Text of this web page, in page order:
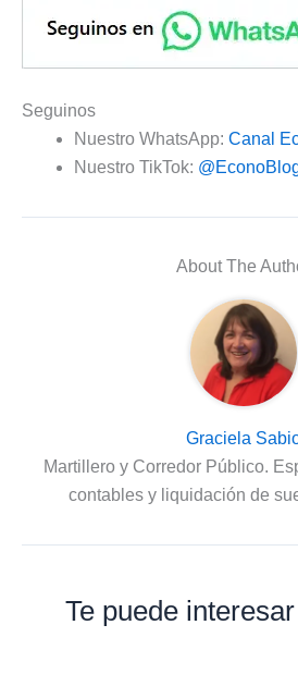
Seguinos
Nuestro WhatsApp: Canal
Nuestro TikTok:
About The
Graciela
Martillero y Corredor Público.
contables y liquidación de
Te puede interesar